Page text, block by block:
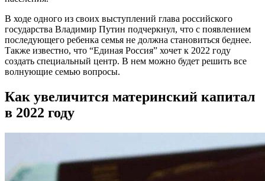
В ходе одного из своих выступлений глава российского
государства Владимир Путин подчеркнул, что с появлением
последующего ребенка семья не должна становиться беднее.
Также известно, что “Единая Россия” хочет к 2022 году
создать специальный центр. В нем можно будет решить все
волнующие семью вопросы.
Как увеличится материнский капитал
в 2022 году